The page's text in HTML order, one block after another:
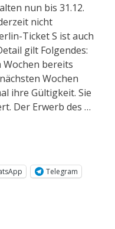
nun bis 31.12.
nicht
Ticket S ist auch
gilt Folgendes:
Wochen bereits
Wochen
ihre Gültigkeit. Sie
Der Erwerb des …
Telegram